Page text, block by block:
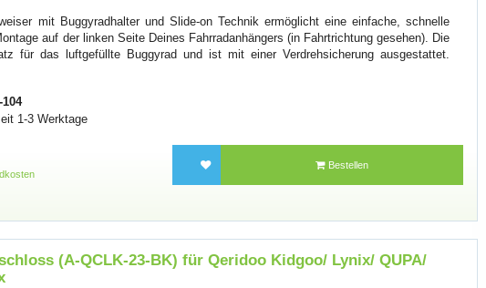
mit Buggyradhalter und Slide-on Technik ermöglicht eine einfache, schnelle
auf der linken Seite Deines Fahrradanhängers (in Fahrtrichtung gesehen). Die
für das luftgefüllte Buggyrad und ist mit einer Verdrehsicherung ausgestattet.
1-3 Werktage
Bestellen
(A-QCLK-23-BK) für Qeridoo Kidgoo/ Lynix/ QUPA/